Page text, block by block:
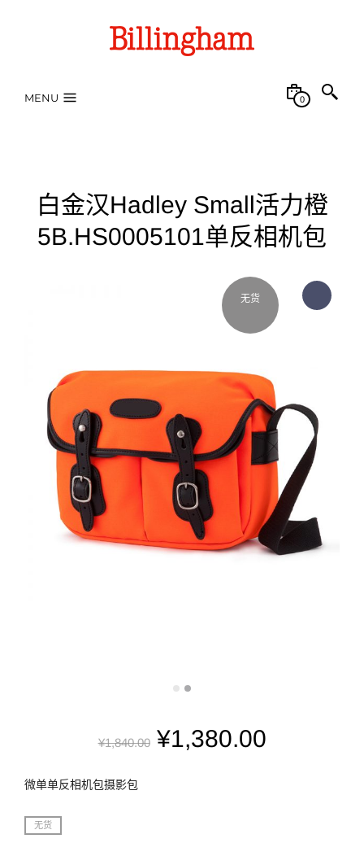
MENU 0
白金汉Hadley Small活力橙
5B.HS0005101单反相机包
无货
¥1,840.00 ¥1,380.00
微单单反相机包摄影包
无货